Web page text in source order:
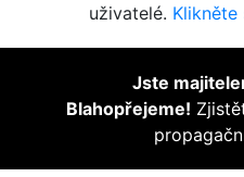
uživatelé. Klikněte
Jste
Blahopřejeme!